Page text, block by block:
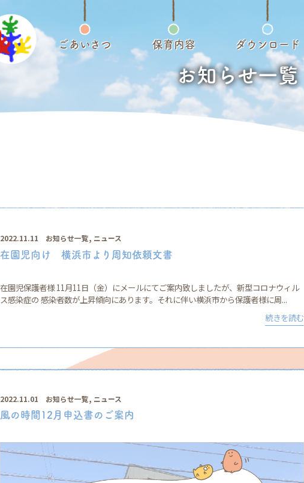
ごあいさつ 保育内容 ダウンロード
お知らせ一覧
2022.11.11 お知らせ一覧, ニュース
在園児向け 横浜市より周知依頼文書
在園児保護者様 11月11日（金）にメールにてご案内致しましたが、新型コロナウィル
ス感染症の 感染者数が上昇傾向にあります。それに伴い横浜市から保護者様に周...
続きを読む
2022.11.01 お知らせ一覧, ニュース
風の時間12月申込書のご案内